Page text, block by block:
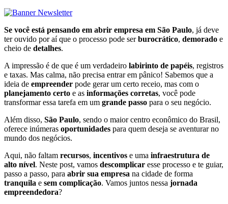
Se você está pensando em abrir empresa em São Paulo, já deve
ter ouvido por aí que o processo pode serburocrático, demorado e
cheio de detalhes.
A impressão é de que é um verdadeiro labirinto de papéis, registros
e taxas. Mas calma, não precisa entrar em pânico! Sabemos que a
ideia de empreender pode gerar um certo receio, mas com o
planejamento certo e as informações corretas, você pode
transformar essa tarefa em um grande passo para o seu negócio.
Além disso, São Paulo, sendo o maior centro econômico do Brasil,
oferece inúmeras oportunidades para quem deseja se aventurar no
mundo dos negócios.
Aqui, não faltam recursos, incentivos e uma infraestrutura de
alto nível. Neste post, vamos descomplicar esse processo e te guiar,
passo a passo, para abrir sua empresa na cidade de forma
tranquila e sem complicação. Vamos juntos nessa jornada
empreendedora?